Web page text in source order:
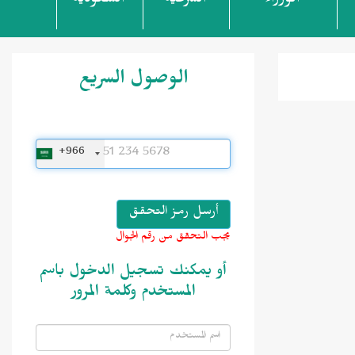
الوصول السريع
+966
يجب التحقق من رقم الجوال
أو يمكنك تسجيل الدخول باسم
المستخدم وكلمة المرور